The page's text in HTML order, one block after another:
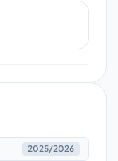
2025/2026